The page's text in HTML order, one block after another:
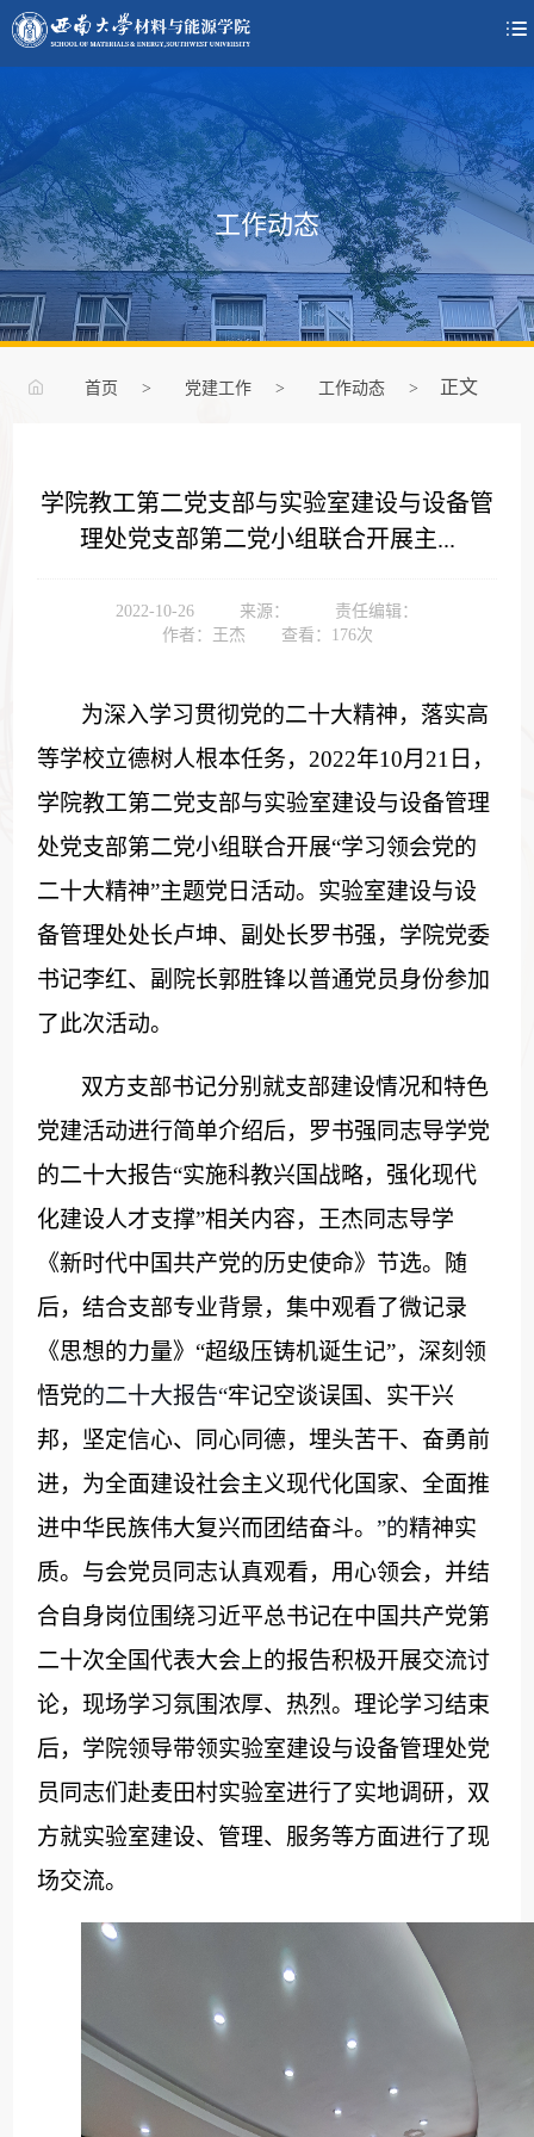

工作动态
首页 > 党建工作 > 工作动态 > 正文
学院教工第二党支部与实验室建设与设备管
理处党支部第二党小组联合开展主...
2022-10-26 来源：
责任编辑：
作者：王杰
查看： 176次
为深入学习贯彻党的二十大精神，落实高
等学校立德树人根本任务，2022年10月21日，
学院教工第二党支部与实验室建设与设备管理
处党支部第二党小组联合开展“学习领会党的
二十大精神”主题党日活动。实验室建设与设
备管理处处长卢坤、副处长罗书强，学院党委
书记李红、副院长郭胜锋以普通党员身份参加
了此次活动。
双方支部书记分别就支部建设情况和特色
党建活动进行简单介绍后， 罗书强同志导学党
的二十大报告“实施科教兴国战略，强化现代
化建设人才支撑”相关内容，王杰同志导学
《新时代中国共产党的历史使命》节选。随
后，结合支部专业背景，集中观看了微记录
《思想的力量》“超级压铸机诞生记”，深刻领
悟党的二十大报告“牢记空谈误国、实干兴
邦，坚定信心、同心同德，埋头苦干、奋勇前
进，为全面建设社会主义现代化国家、全面推
进中华民族伟大复兴而团结奋斗。”的精神实
质。与会党员同志认真观看，用心领会，并结
合自身岗位围绕习近平总书记在中国共产党第
二十次全国代表大会上的报告积极开展交流讨
论，现场学习氛围浓厚、热烈。理论学习结束
后，学院领导带领实验室建设与设备管理处党
员同志们赴麦田村实验室进行了实地调研，双
方就实验室建设、管理、服务等方面进行了现
场交流。